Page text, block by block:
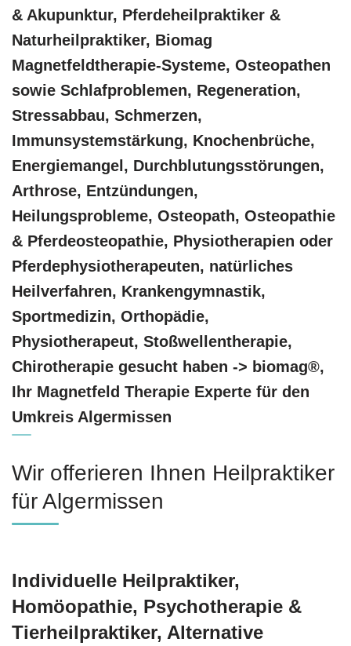
& Akupunktur, Pferdeheilpraktiker &
Naturheilpraktiker, Biomag
Magnetfeldtherapie-Systeme, Osteopathen
sowie Schlafproblemen, Regeneration,
Stressabbau, Schmerzen,
Immunsystemstärkung, Knochenbrüche,
Energiemangel, Durchblutungsstörungen,
Arthrose, Entzündungen,
Heilungsprobleme, Osteopath, Osteopathie
& Pferdeosteopathie, Physiotherapien oder
Pferdephysiotherapeuten, natürliches
Heilverfahren, Krankengymnastik,
Sportmedizin, Orthopädie,
Physiotherapeut, Stoßwellentherapie,
Chirotherapie gesucht haben -> biomag®,
Ihr Magnetfeld Therapie Experte für den
Umkreis Algermissen
Wir offerieren Ihnen Heilpraktiker
für Algermissen
Individuelle Heilpraktiker,
‎Homöopathie, ‎Psychotherapie &
‎Tierheilpraktiker, Alternative